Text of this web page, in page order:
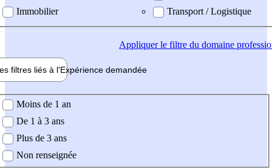
Immobilier
Transport / Logistique
Appliquerle filtre du domaine
filtres liés à l'Expérience demandée
demandée
Moins de 1 an
De 1 à 3 ans
Plus de 3 ans
Non renseignée